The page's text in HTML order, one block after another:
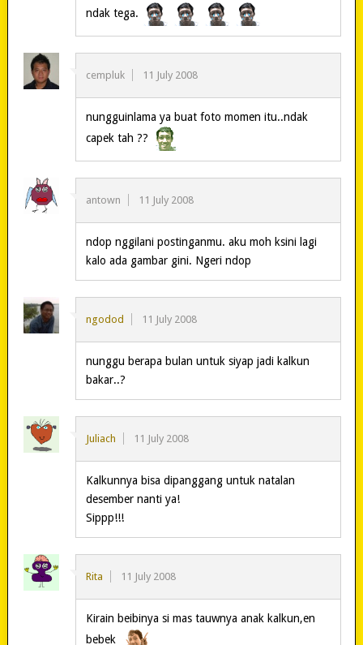
ndak tega.
cempluk 11 July 2008
nungguinlama ya buat foto momen itu..ndak
capek tah ??
antown 11 July 2008
ndop nggilani postinganmu. aku moh ksini lagi
kalo ada gambar gini. Ngeri ndop
ngodod 11 July 2008
nunggu berapa bulan untuk siyap jadi kalkun
bakar..?
Juliach 11 July 2008
Kalkunnya bisa dipanggang untuk natalan
desember nanti ya!
Sippp!!!
Rita 11 July 2008
Kirain beibinya si mas tauwnya anak kalkun,en
bebek